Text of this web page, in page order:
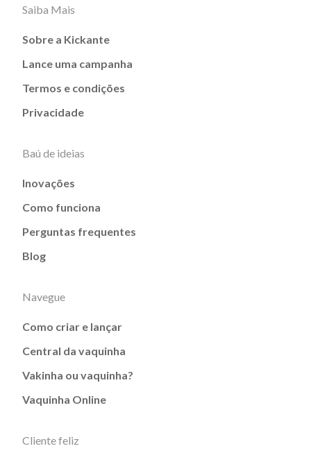
Saiba Mais
Sobre a Kickante
Lance uma campanha
Termos e condições
Privacidade
Baú de ideias
Inovações
Como funciona
Perguntas frequentes
Blog
Navegue
Como criar e lançar
Central da vaquinha
Vakinha ou vaquinha?
Vaquinha Online
Cliente feliz